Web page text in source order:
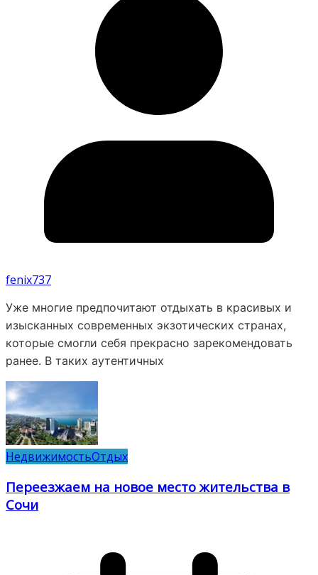
fenix737
Уже многие предпочитают отдыхать в красивых и
изысканных современных экзотических странах,
которые смогли себя прекрасно зарекомендовать
ранее. В таких аутентичных
НедвижимостьОтдых
Переезжаем на новое место жительства в
Сочи